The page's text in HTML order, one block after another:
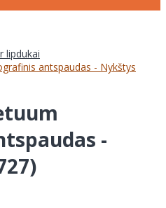
lipdukai
antspaudas - Nykštys
-